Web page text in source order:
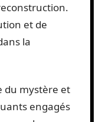
et de
la
du mystère et
engagés